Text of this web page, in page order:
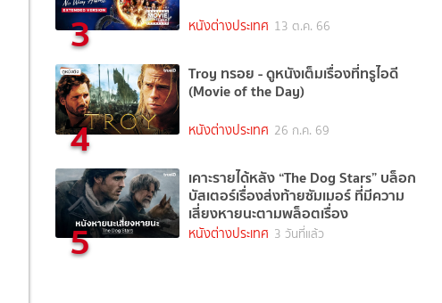
3 หนังต่างประเทศ 13 ต.ค. 66
4
Troy ทรอย - ดูหนังเต็มเรื่องที่ทรูไอดี
(Movie of the Day)
หนังต่างประเทศ 26 ก.ค. 69
5
เคาะรายได้หลัง “The Dog Stars” บล็อก
บัสเตอร์เรื่องส่งท้ายซัมเมอร์ ที่มีความ
เสี่ยงหายนะตามพล็อตเรื่อง
หนังต่างประเทศ 3 วันที่แล้ว